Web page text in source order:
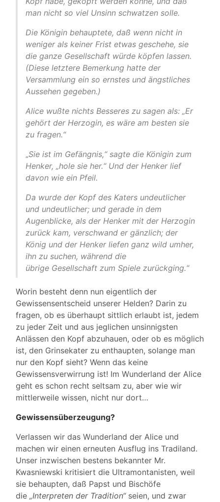
man nicht so viel Unsinn schwatzen solle.
Die Königin behauptete, daß wenn nicht in
weniger als keiner Frist etwas geschehe, sie
die ganze Gesellschaft würde köpfen lassen.
(Diese letztere Bemerkung hatte der
Versammlung ein so ernstes und ängstliches
Aussehen gegeben.)
Alice wußte nichts Besseres zu sagen als: „Er
gehört der Herzogin, es wäre am besten sie
zu fragen.“
„Sie ist im Gefängnis,“ sagte die Königin zum
Henker, „hole sie her.“ Und der Henker lief
davon wie ein Pfeil.
Da wurde der Kopf des Katers undeutlicher
und undeutlicher; und gerade in dem
Augenblicke, als der Henker mit der Herzogin
zurück kam, verschwand er gänzlich; der
König und der Henker liefen ganz wild umher,
ihn zu suchen, während die
übrige Gesellschaft zum Spiele zurückging.“
Worin besteht denn nun eigentlich der
Gewissensentscheid unserer Helden? Darin zu
fragen, ob es überhaupt sittlich erlaubt ist, jedem
zu jeder Zeit und aus jeglichen unsinnigsten
Anlässen den Kopf abzuhauen, oder ob es möglich
ist, den Grinsekater zu enthaupten, solange man
nur den Kopf sieht? Wenn das keine
Gewissensverwirrung ist! Im Wunderland der Alice
geht es schon recht seltsam zu, aber wie wir
mittlerweile wissen, nicht nur dort…
Gewissensüberzeugung?
Verlassen wir das Wunderland der Alice und
machen wir einen erneuten Ausflug ins Tradiland.
Unser inzwischen bestens bekannter Mr.
Kwasniewski kritisiert die Ultramontanisten, weil
sie behaupten, daß Papst und Bischöfe
die „Interpreten der Tradition“seien, und zwar